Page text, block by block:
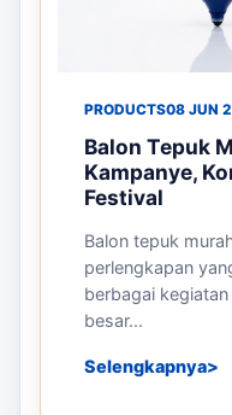
PRODUCTS08 JUN
Balon Tepuk
Kampanye,
Festival
Balon tepuk
perlengkapan
berbagai
besar...
Selengkapnya